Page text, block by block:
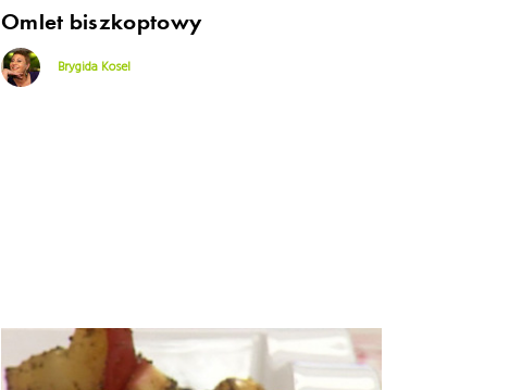
Omlet biszkoptowy
Brygida Kosel